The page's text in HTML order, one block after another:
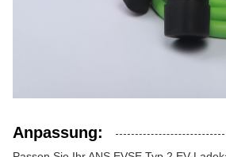
Anpassung: